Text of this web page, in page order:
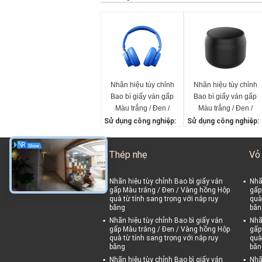
Nhãn hiệu tùy chỉnh
Bao bì giấy ván gấp
Màu trắng / Đen /
Vàng hồng Hộp quà
Sử dụng công nghiệp:
Sử dụng:
Quần áo, Giày dép, Đồ l
ót
Loại giấy:
bìa
Xử lý in ấn:
Cán mờ, sơn bóng, dậ
p, dập nổi, cán bóng, ph
ủ UV, VANISHING, lá và
ng
Nhãn hiệu tùy chỉnh
Bao bì giấy ván gấp
Màu trắng / Đen /
Vàng hồng Hộp quà
Sử dụng công nghiệp:
Quần áo, Giày dép, Đồ l
Loại giấy:
bìa
Xử lý in ấn:
Cán mờ, sơn bóng, dậ
p, dập nổi, cán bóng, ph
ủ UV, VANISHING, lá và
Thép nhẹ
Nhãn hiệu tùy chỉnh Bao bì giấy ván
gấp Màu trắng / Đen / Vàng hồng Hộp
quà từ tính sang trọng với nắp ruy
băng
Nhãn hiệu tùy chỉnh Bao bì giấy ván
gấp Màu trắng / Đen / Vàng hồng Hộp
quà từ tính sang trọng với nắp ruy
băng
Nhãn hiệu tùy chỉnh Bao bì giấy ván